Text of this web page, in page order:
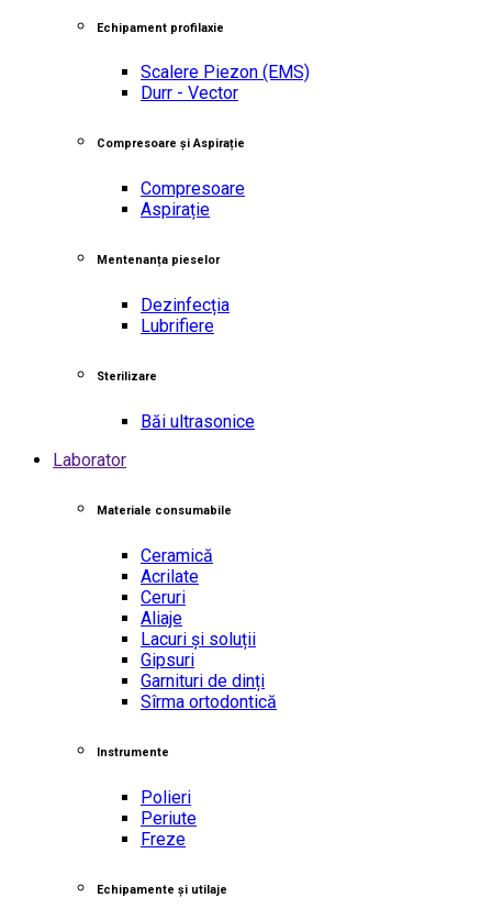
Echipament profilaxie
Scalere Piezon (EMS)
Durr - Vector
Compresoare și Aspirație
Compresoare
Aspirație
Mentenanța pieselor
Dezinfecția
Lubrifiere
Sterilizare
Băi ultrasonice
Laborator
Materiale consumabile
Ceramică
Acrilate
Ceruri
Aliaje
Lacuri și soluții
Gipsuri
Garnituri de dinți
Sîrma ortodontică
Instrumente
Polieri
Periute
Freze
Echipamente și utilaje